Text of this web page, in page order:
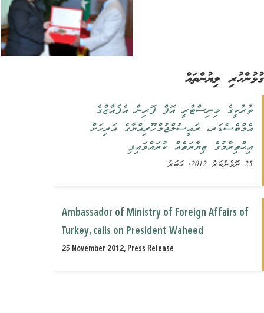
ލިޔުންތައް
ތުރުކީގެ މިނިސްޓްރީ އޮފް ފޮރިން އެފެއާޒްގެ
އެމްބެސެޑަރ، ރައީސުލްޖުމްހޫރިއްޔާގެ އަރިހަށް
އިޙްތިރާމުގެ ޒިޔާރަތެއް ކުރައްވައިފި
Ambassador of Ministry of Foreign Affairs of
Turkey, calls on President Waheed
25 November 2012, Press Release